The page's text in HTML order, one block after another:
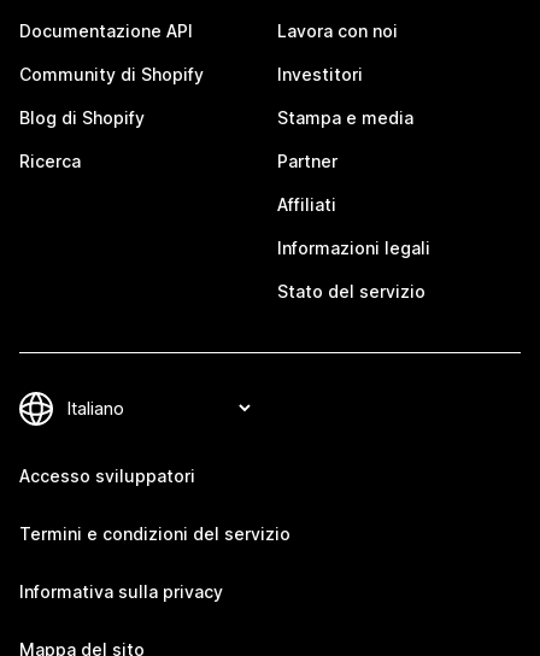
Documentazione API
Community di Shopify
Blog di Shopify
Ricerca
Lavora con noi
Investitori
Stampa e media
Partner
Affiliati
Informazioni legali
Stato del servizio
Accesso sviluppatori
Termini e condizioni del servizio
Informativa sulla privacy
Mappa del sito